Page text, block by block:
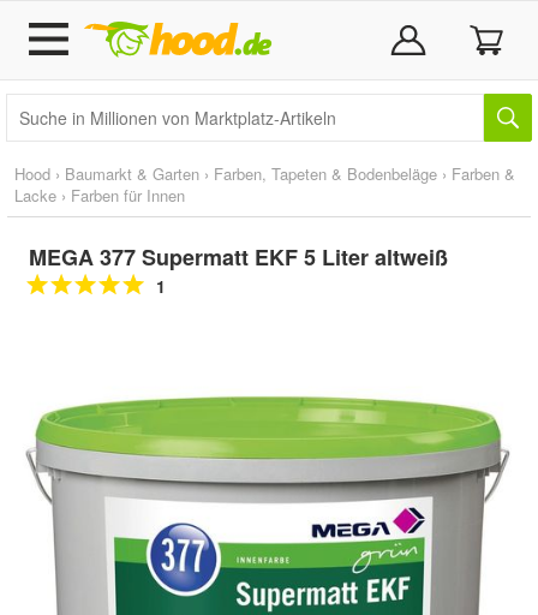
Hood › Baumarkt & Garten › Farben, Tapeten & Bodenbeläge › Farben &
Lacke › Farben für Innen
MEGA 377 Supermatt EKF 5 Liter altweiß
1